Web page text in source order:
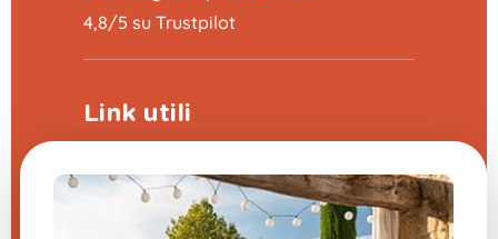
4,8/5 su Trustpilot
Link utili
La fiera delle domande frequenti